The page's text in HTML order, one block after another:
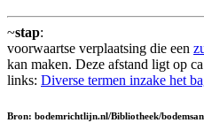
~stap:
voorwaartse verplaatsing die een
kan maken. Deze afstand ligt op
links: Diverse termen inzake het
Bron: bodemrichtlijn.nl/Bibliotheek/